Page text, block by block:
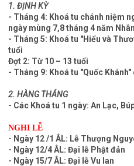
1. ĐỊNH KỲ
- Tháng 4: Khoá tu chánh niệm
ngày mùng 7,8 tháng 4 năm
- Tháng 5: Khoá tu "Hiểu và
tuổi
Đợt 2: Từ 10 – 13 tuổi
- Tháng 9: Khoá tu "Quốc
2. HÀNG THÁNG
- Các Khoá tu 1 ngày: An Lạc,
NGHI LỄ
- Ngày 12 /1 ÂL: Lễ Thượng
- Ngày 12/4 ÂL: Đại lễ Phật đản
- Ngày 15/7 ÂL: Đại lễ Vu lan